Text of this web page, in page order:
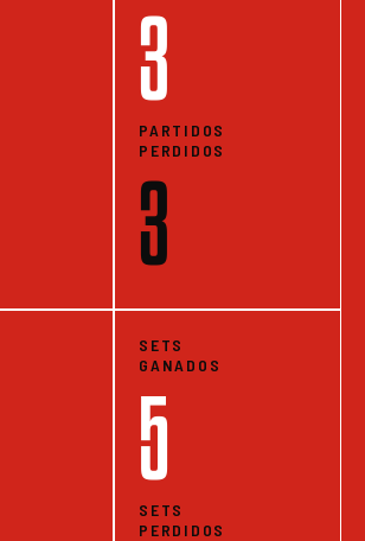
3
PARTIDOS
PERDIDOS
3
SETS
GANADOS
5
SETS
PERDIDOS